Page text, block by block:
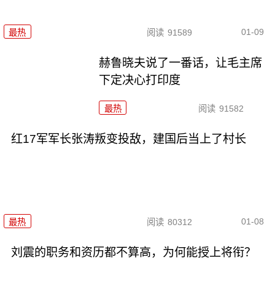
最热 阅读 91589 01-09
赫鲁晓夫说了一番话，让毛主席
下定决心打印度
最热 阅读 91582
红17军军长张涛叛变投敌，建国后当上了村长
最热 阅读 80312 01-08
刘震的职务和资历都不算高，为何能授上将衔？